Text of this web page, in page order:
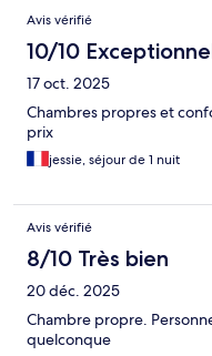
Avis vérifié
10/10
17 oct. 2025
Chambres propres et
prix
jessie, séjour de 1 nuit
Avis vérifié
8/10 Très bien
20 déc. 2025
Chambre propre.
quelconque